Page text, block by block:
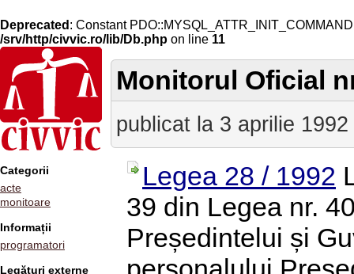
Deprecated : Constant
/srv/http/civvic.ro/lib/Db.php on line 11
Categorii
acte
monitoare
Informații
programatori
Legături externe
Monitorul Oficial
publicat la 3 aprilie 1992
Legea 28 / 1992
39 din Legea nr.
Președintelui și